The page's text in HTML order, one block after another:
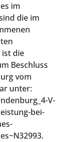
im
die im
ist die
Beschluss
vom
unter:
V-
bei-